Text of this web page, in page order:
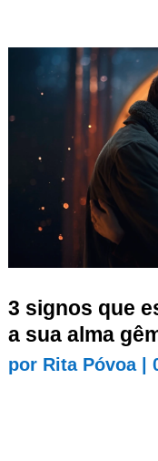
3 signos que
a sua alma
por Rita Póvoa|